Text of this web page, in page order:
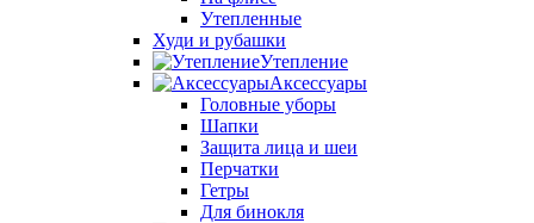
Утепленные
Худи и рубашки
Утепление
Аксессуары
Головные уборы
Шапки
Защита лица и шеи
Перчатки
Гетры
Для бинокля